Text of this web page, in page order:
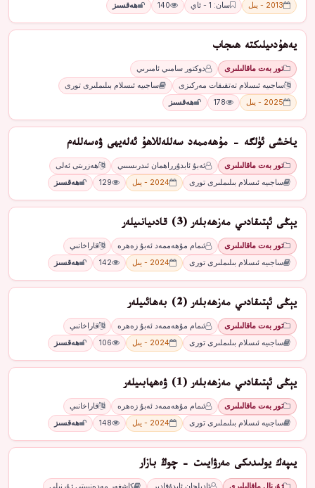
2013 - يىل
سان: 1 - ئاي 140 ھەقسىز
يەھۇدىيلىكتە ھىجاب
تور بەت ماقالىلىرى
دوكتور سامىي ئامىرىي
ساجىيە ئىسلام تەتقىقات مەركىزى
ساجىيە ئىسلام بىلىملىرى تورى
2025 - يىل
178 ھەقسىز
ياخشى ئۈلگە - مۇھەممەد سەللەللاھۇ ئەلەيھى ۋەسەللەم
تور بەت ماقالىلىرى ئەبۇ ئابدۇرراھمان ئىدرىسىىي
ھەزرىتى ئەلى
ساجىيە ئىسلام بىلىملىرى تورى
2024 - يىل 129 ھەقسىز
يېڭى ئېتىقادىي مەزھەبلەر (3) قادىيانىيلەر
تور بەت ماقالىلىرى ئىمام مۇھەممەد ئەبۇ زەھرە
قاراخانىي
ساجىيە ئىسلام بىلىملىرى تورى
2024 - يىل 142 ھەقسىز
يېڭى ئېتىقادىي مەزھەبلەر (2) بەھائىيلەر
تور بەت ماقالىلىرى ئىمام مۇھەممەد ئەبۇ زەھرە
قاراخانىي
ساجىيە ئىسلام بىلىملىرى تورى
2024 - يىل 106 ھەقسىز
يېڭى ئېتىقادىي مەزھەبلەر (1) ۋەھھابىيلەر
تور بەت ماقالىلىرى ئىمام مۇھەممەد ئەبۇ زەھرە
قاراخانىي
ساجىيە ئىسلام بىلىملىرى تورى
2024 - يىل 148 ھەقسىز
يىپەك يولىدىكى مەرۋايىت - چوڭ بازار